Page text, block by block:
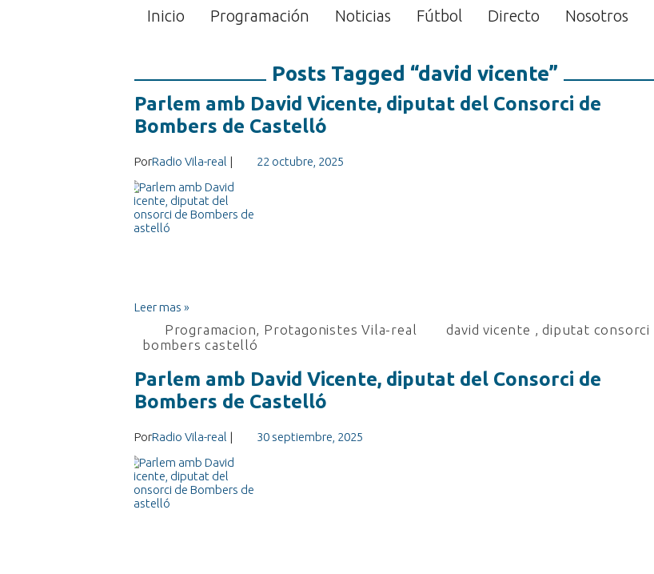
Inicio Programación Noticias Fútbol Directo Nosotros
Posts Tagged “david vicente”
Parlem amb David Vicente, diputat del Consorci de
Bombers de Castelló
PorRadio Vila-real | 22 octubre, 2025
Leer mas »
Programacion, Protagonistes Vila-real david vicente ,diputat consorci
bombers castelló
Parlem amb David Vicente, diputat del Consorci de
Bombers de Castelló
PorRadio Vila-real | 30 septiembre, 2025